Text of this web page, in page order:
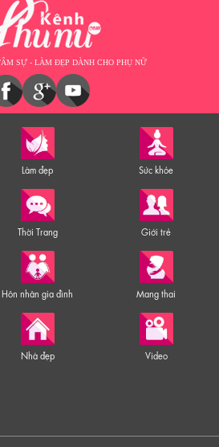
SỰ - LÀM ĐẸP DÀNH CHO PHỤ NỮ
Làm đẹp Sức khỏe
Thời Trang Giới trẻ
Hôn nhân gia đình Mang thai
Nhà đẹp Video